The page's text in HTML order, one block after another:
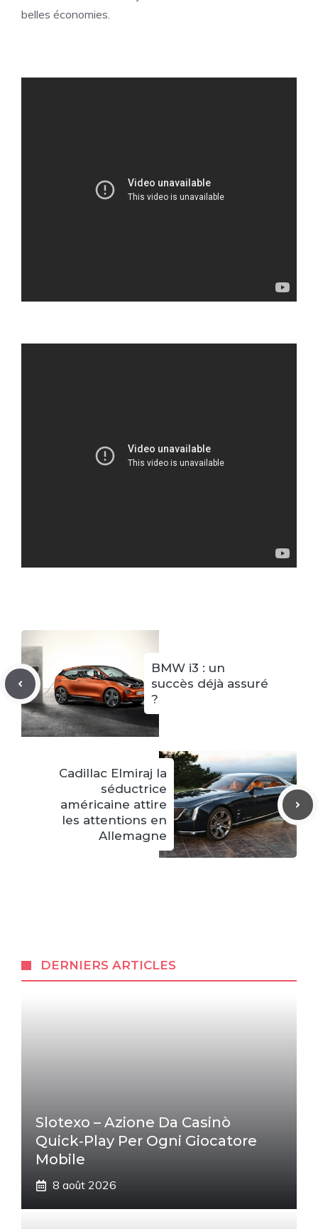
belles économies.
BMW i3 : un
succès déjà assuré
?
Cadillac Elmiraj la
séductrice
américaine attire
les attentions en
Allemagne
DERNIERS ARTICLES
Slotexo – Azione Da Casinò
Quick‑Play Per Ogni Giocatore
Mobile
8 août 2026